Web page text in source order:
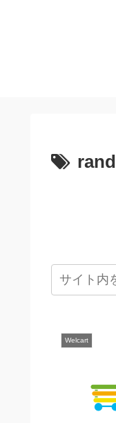
rand
Welcart